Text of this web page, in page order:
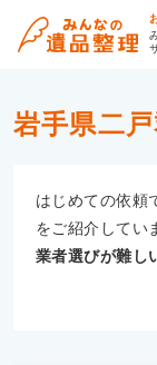
岩手県二
はじめての依頼
をご紹介してい
業者選びが難し